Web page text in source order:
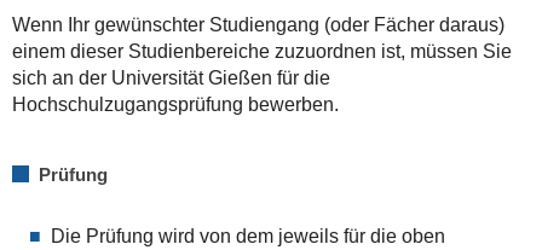
Wenn Ihr gewünschter Studiengang (oder Fächer daraus)
einem dieser Studienbereiche zuzuordnen ist, müssen Sie
sich an der Universität Gießen für die
Hochschulzugangsprüfung bewerben.
Prüfung
Die Prüfung wird von dem jeweils für die oben